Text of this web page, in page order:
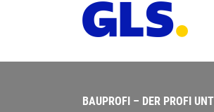
BAUPROFI – DER PROFI